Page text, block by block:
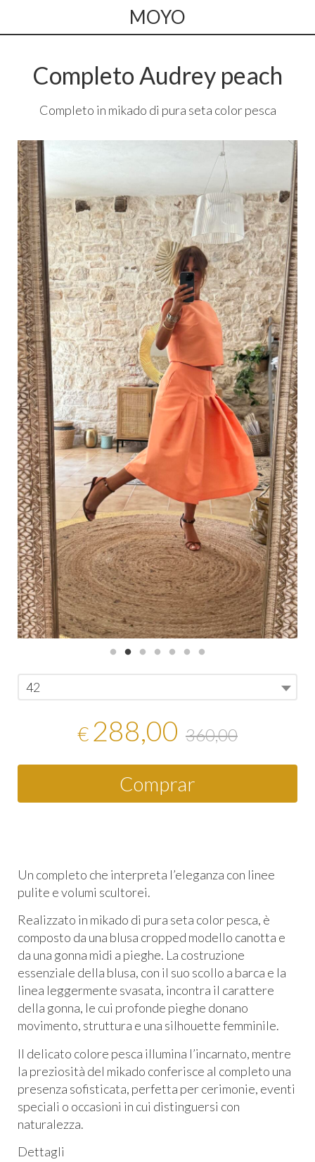
MOYO
Completo Audrey peach
Completo in mikado di pura seta color pesca
42
€ 288,00 360,00
Comprar
Un completo che interpreta l’eleganza con linee
pulite e volumi scultorei.
Realizzato in mikado di pura seta color pesca, è
composto da una blusa cropped modello canotta e
da una gonna midi a pieghe. La costruzione
essenziale della blusa, con il suo scollo a barca e la
linea leggermente svasata, incontra il carattere
della gonna, le cui profonde pieghe donano
movimento, struttura e una silhouette femminile.
Il delicato colore pesca illumina l’incarnato, mentre
la preziosità del mikado conferisce al completo una
presenza sofisticata, perfetta per cerimonie, eventi
speciali o occasioni in cui distinguersi con
naturalezza.
Dettagli